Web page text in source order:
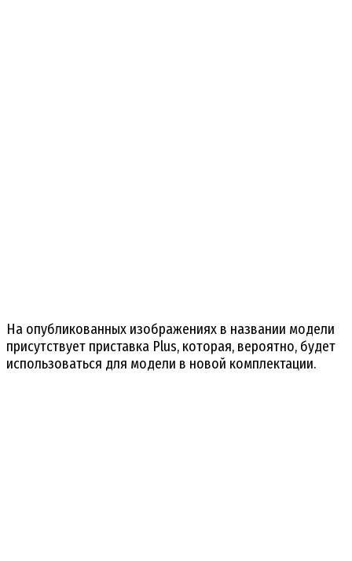
На опубликованных изображениях в названии модели
присутствует приставка Plus, которая, вероятно, будет
использоваться для модели в новой комплектации.